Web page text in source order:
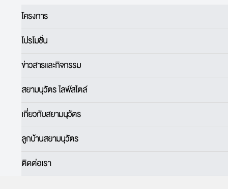
โครงการ
โปรโมชั่น
ข่าวสารและกิจกรรม
สยามนุวัตร ไลฟ์สไตล์
เกี่ยวกับสยามนุวัตร
ลูกบ้านสยามนุวัตร
ติดต่อเรา